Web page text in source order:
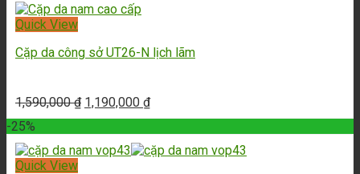
Quick View
Cặp da công sở UT26-N lịch lãm
1,590,000₫ 1,190,000 ₫
-25%
Quick View